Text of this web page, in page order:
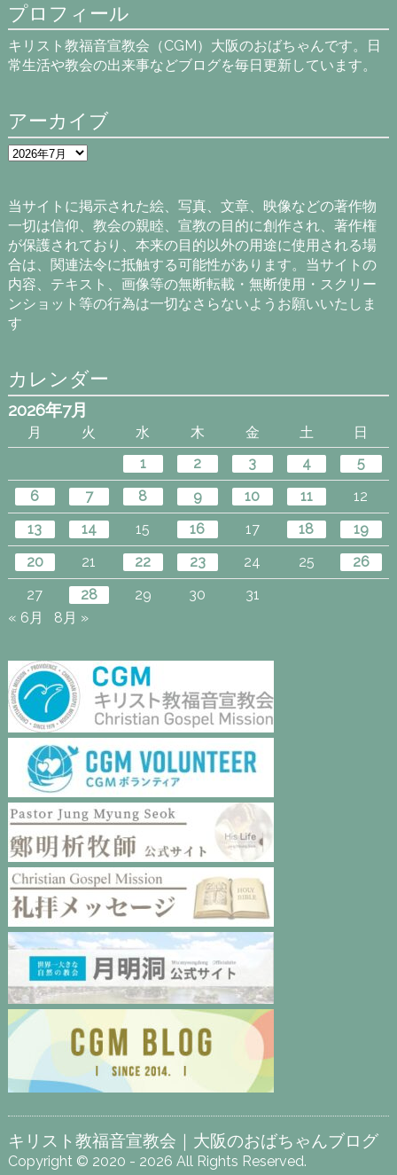
プロフィール
キリスト教福音宣教会（CGM）大阪のおばちゃんです。日
常生活や教会の出来事などブログを毎日更新しています。
アーカイブ
ア
ー
ブ
当サイトに掲示された絵、写真、文章、映像などの著作物
一切は信仰、教会の親睦、宣教の目的に創作され、著作権
が保護されており、本来の目的以外の用途に使用される場
合は、関連法令に抵触する可能性があります。当サイトの
内容、テキスト、画像等の無断転載・無断使用・スクリー
ンショット等の行為は一切なさらないようお願いいたしま
す
カレンダー
2026年7月
月 火 水 木 金 土
日
1
2 3 4
5
6
7 8 9 10 11
12
13
14 15 16 17 18
19
20
21 22 23 24 25
26
27
28 29 30
31
« 6月
8月 »
キリスト教福音宣教会｜大阪のおばちゃんブログ
Copyright © 2020 - 2026 All Rights Reserved.